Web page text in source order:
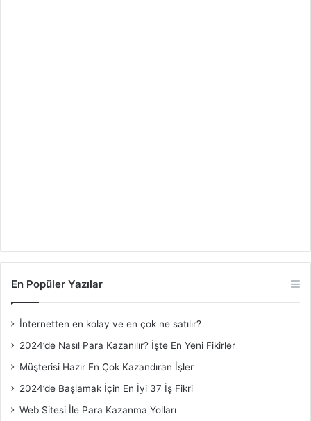
En Popüler Yazılar
İnternetten en kolay ve en çok ne satılır?
2024’de Nasıl Para Kazanılır? İşte En Yeni Fikirler
Müşterisi Hazır En Çok Kazandıran İşler
2024’de Başlamak İçin En İyi 37 İş Fikri
Web Sitesi İle Para Kazanma Yolları